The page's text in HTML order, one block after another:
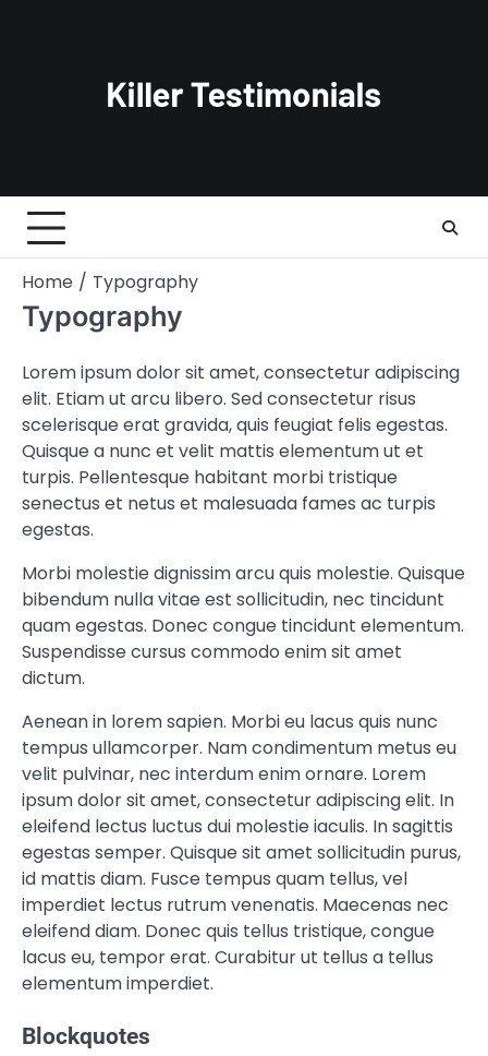
Home Typography
Typography
Lorem ipsum dolor sit amet, consectetur adipiscing
elit. Etiam ut arcu libero. Sed consectetur risus
scelerisque erat gravida, quis feugiat felis egestas.
Quisque a nunc et velit mattis elementum ut et
turpis. Pellentesque habitant morbi tristique
senectus et netus et malesuada fames ac turpis
egestas.
Morbi molestie dignissim arcu quis molestie. Quisque
bibendum nulla vitae est sollicitudin, nec tincidunt
quam egestas. Donec congue tincidunt elementum.
Suspendisse cursus commodo enim sit amet
dictum.
Aenean in lorem sapien. Morbi eu lacus quis nunc
tempus ullamcorper. Nam condimentum metus eu
velit pulvinar, nec interdum enim ornare. Lorem
ipsum dolor sit amet, consectetur adipiscing elit. In
eleifend lectus luctus dui molestie iaculis. In sagittis
egestas semper. Quisque sit amet sollicitudin purus,
id mattis diam. Fusce tempus quam tellus, vel
imperdiet lectus rutrum venenatis. Maecenas nec
eleifend diam. Donec quis tellus tristique, congue
lacus eu, tempor erat. Curabitur ut tellus a tellus
elementum imperdiet.
Blockquotes